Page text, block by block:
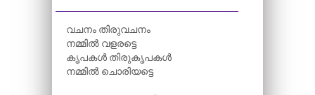
വചനം തിരുവചനം
നമ്മിൽ വളരട്ടെ
കൃപകൾ തിരുകൃപകൾ
നമ്മിൽ ചൊരിയട്ടെ